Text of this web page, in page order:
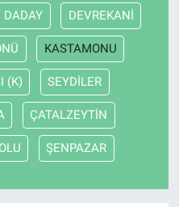
DADAY DEVREKANİ
KASTAMONU
(K) SEYDİLER
ÇATALZEYTİN
ŞENPAZAR